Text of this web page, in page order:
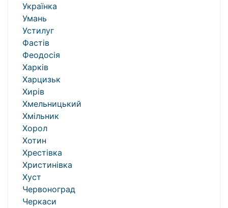
Українка
Умань
Устилуг
Фастів
Феодосія
Харків
Харцизьк
Хирів
Хмельницький
Хмільник
Хорол
Хотин
Хрестівка
Христинівка
Хуст
Червоноград
Черкаси